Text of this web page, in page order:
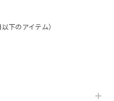
下のアイテム）